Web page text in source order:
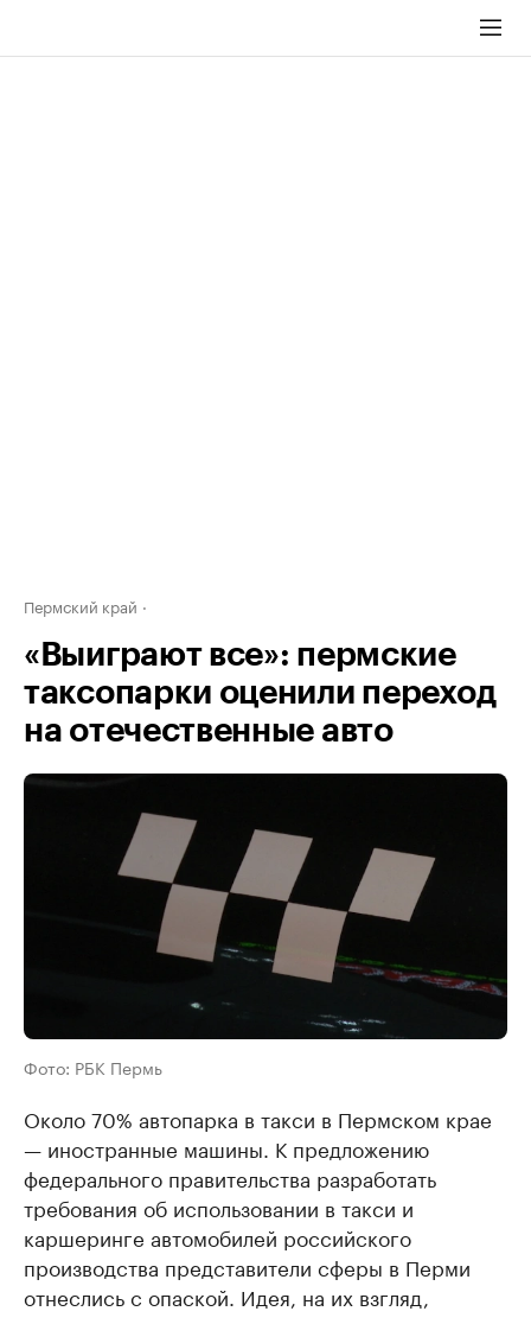
Пермский край
«Выиграют все»: пермские
таксопарки оценили переход
на отечественные авто
Фото: РБК Пермь
Около 70% автопарка в такси в Пермском крае
— иностранные машины. К предложению
федерального правительства разработать
требования об использовании в такси и
каршеринге автомобилей российского
производства представители сферы в Перми
отнеслись с опаской. Идея, на их взгляд,